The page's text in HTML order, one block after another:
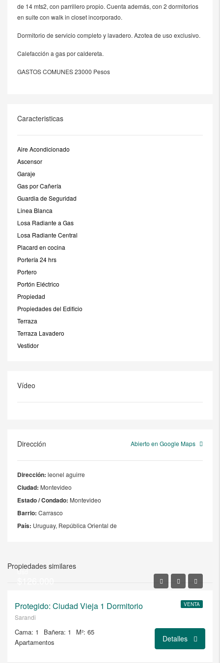
de 14 mts2, con parrillero propio. Cuenta además, con 2 dormitorios
en suite con walk in closet incorporado.
Dormitorio de servicio completo y lavadero. Azotea de uso exclusivo.
Calefacción a gas por caldereta.
GASTOS COMUNES 23000 Pesos
Caracteristicas
Aire Acondicionado
Ascensor
Garaje
Gas por Cañería
Guardia de Seguridad
Linea Blanca
Losa Radiante a Gas
Losa Radiante Central
Placard en cocina
Portería 24 hrs
Portero
Portón Eléctrico
Propiedad
Propiedades del Edificio
Terraza
Terraza Lavadero
Vestidor
Vídeo
Dirección Abierto en Google Maps
Dirección: leonel aguirre
Ciudad: Montevideo
Estado / Condado: Montevideo
Barrio: Carrasco
País: Uruguay, República Oriental de
Propiedades similares
VENTA
Usd
$126.000
Protegido: Ciudad Vieja 1 Dormitorio
Sarandi
Cama: 1 Bañera: 1
M²: 65
Apartamentos
Detalles